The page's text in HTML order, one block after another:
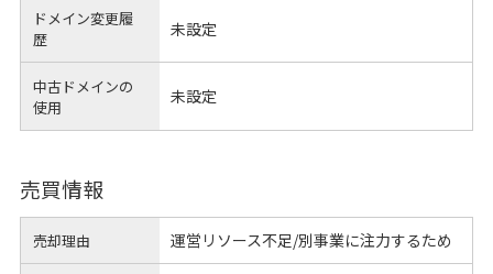
ドメイン変更履
歴
未設定
中古ドメインの
使用
未設定
売買情報
売却理由 運営リソース不足/別事業に注力するため